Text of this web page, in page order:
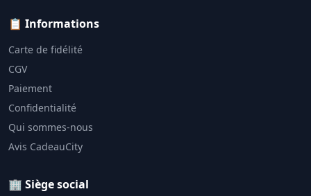
📋 Informations
Carte de fidélité
CGV
Paiement
Confidentialité
Qui sommes-nous
Avis CadeauCity
🏢 Siège social